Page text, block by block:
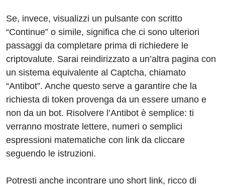
Se, invece, visualizzi un pulsante con scritto
“Continue” o simile, significa che ci sono ulteriori
passaggi da completare prima di richiedere le
criptovalute. Sarai reindirizzato a un’altra pagina con
un sistema equivalente al Captcha, chiamato
“Antibot”. Anche questo serve a garantire che la
richiesta di token provenga da un essere umano e
non da un bot. Risolvere l’Antibot è semplice: ti
verranno mostrate lettere, numeri o semplici
espressioni matematiche con link da cliccare
seguendo le istruzioni.
Potresti anche incontrare uno short link, ricco di